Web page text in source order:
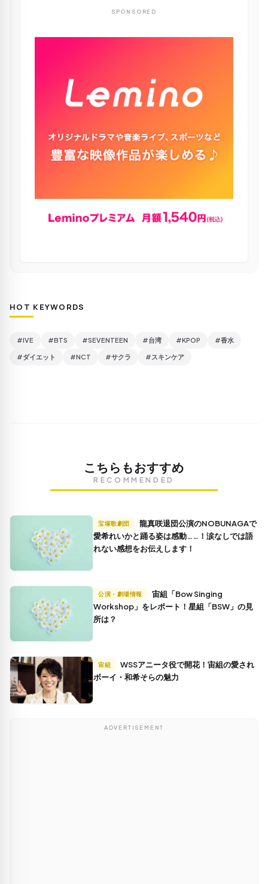
SPONSORED
HOT KEYWORDS
#IVE #BTS #SEVENTEEN #台湾 #KPOP #香水
#ダイエット #NCT #サクラ #スキンケア
こちらもおすすめ
RECOMMENDED
宝塚歌劇団
愛希れいかと踊る姿は感動……！涙なしでは語
れない感想をお伝えします！
公演・劇場情報
Workshop」をレポート！星組「BSW」の見
所は？
宙組
ボーイ・和希そらの魅力
ADVERTISEMENT